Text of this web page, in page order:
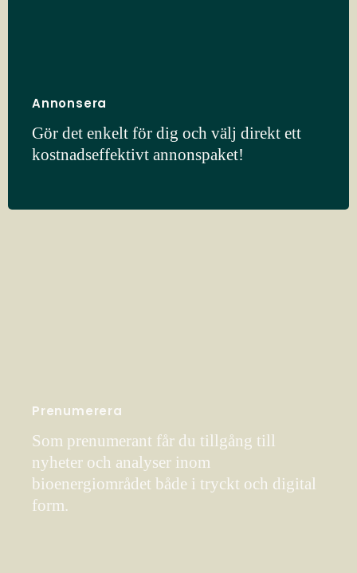
Annonsera
Gör det enkelt för dig och välj direkt ett
kostnadseffektivt annonspaket!
Prenumerera
Som prenumerant får du tillgång till
nyheter och analyser inom
bioenergiområdet både i tryckt och digital
form.